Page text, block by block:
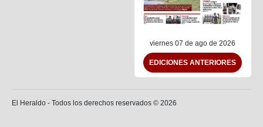
viernes 07 de ago de 2026
EDICIONES ANTERIORES
El Heraldo - Todos los derechos reservados © 2026